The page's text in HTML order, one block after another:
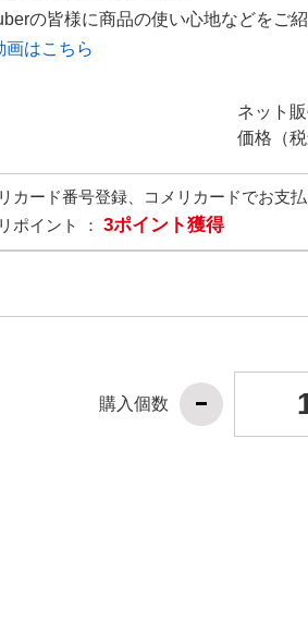
の皆様に商品の使い心地などをご
画はこちら
ネット
価格（税
カード番号登録、コメリカードでお支
ポイント ： 3ポイント獲得
購入個数